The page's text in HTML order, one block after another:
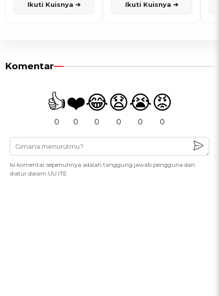
Ikuti Kuisnya ➔ Ikuti Kuisnya ➔
Komentar
👍
0
❤️
0
😂
0
😧
0
😭
0
😡
0
Isi komentar sepenuhnya adalah tanggung jawab pengguna dan
diatur dalam UU ITE